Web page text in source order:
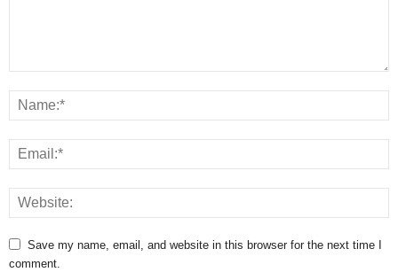
Save my name, email, and website in this browser for the next time I
comment.